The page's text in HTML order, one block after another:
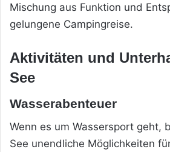
Mischung aus Funktion und
gelungene Campingreise.
Aktivitäten und
See
Wasserabenteuer
Wenn es um Wassersport geht,
See unendliche Möglichkeiten